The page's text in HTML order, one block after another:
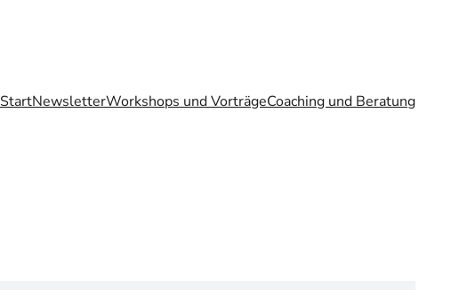
StartNewsletterWorkshops und VorträgeCoaching und Beratung